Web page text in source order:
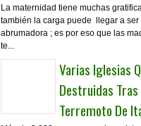
La maternidad tiene muchas
también la carga puede llegar a ser
abrumadora ; es por eso que las
te...
Varias Iglesias
Destruidas Tras
Terremoto De